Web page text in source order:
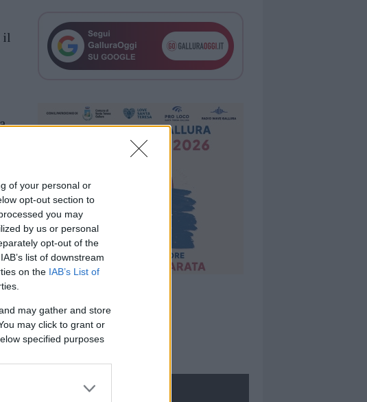
of your personal or
opt-out section to
you may
by us or personal
opt-out of the
list of downstream
on the IAB’s List of
may gather and store
may click to grant or
specified purposes
il
NECROLOGIE